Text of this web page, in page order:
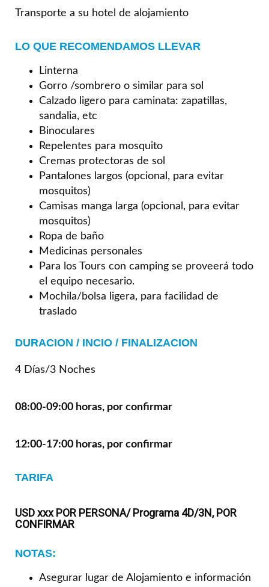
Transporte a su hotel de alojamiento
LO QUE RECOMENDAMOS LLEVAR
Linterna
Gorro /sombrero o similar para sol
Calzado ligero para caminata: zapatillas,
sandalia, etc
Binoculares
Repelentes para mosquito
Cremas protectoras de sol
Pantalones largos (opcional, para evitar
mosquitos)
Camisas manga larga (opcional, para evitar
mosquitos)
Ropa de baño
Medicinas personales
Para los Tours con camping se proveerá todo
el equipo necesario.
Mochila/bolsa ligera, para facilidad de
traslado
DURACION / INCIO / FINALIZACION
4 Días/3 Noches
08:00-09:00 horas, por confirmar
12:00-17:00 horas, por confirmar
TARIFA
USD xxx POR PERSONA/ Programa 4D/3N, POR
CONFIRMAR
NOTAS:
Asegurar lugar de Alojamiento e información